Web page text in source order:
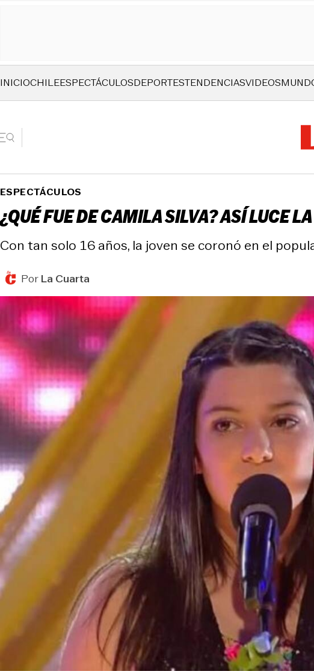
INICIOCHILEESPECTÁCULOSDEPORTESTENDENCIASVIDEOS
ESPECTÁCULOS
¿QUÉ FUE DE CAMILA SILVA? ASÍ LUCE
Con tan solo 16 años, la joven se coronó en el
PorLa Cuarta